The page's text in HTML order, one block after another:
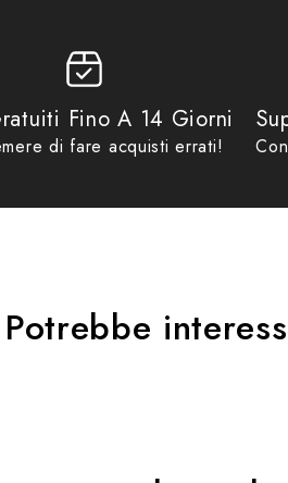
Fino A 14 Giorni
di fare acquisti errati!
Potrebbe